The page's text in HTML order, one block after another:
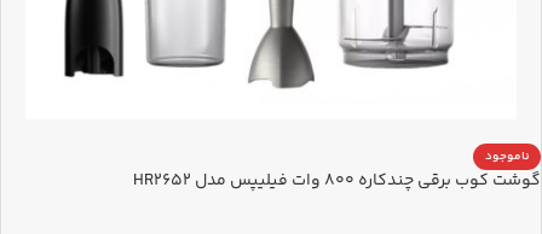
ناموجود
گوشت کوب برقی چندکاره 800 وات فیلیپس مدل HR2652